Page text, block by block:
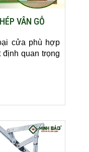
VÂN GỖ
cửa phù hợp
định quan trọng